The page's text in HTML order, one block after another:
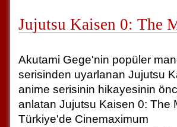
Jujutsu Kaisen 0: The
Akutami Gege'nin popüler
serisinden uyarlanan Jujutsu
anime serisinin hikayesinin
anlatan Jujutsu Kaisen 0: The
Türkiye'de Cinemaximum